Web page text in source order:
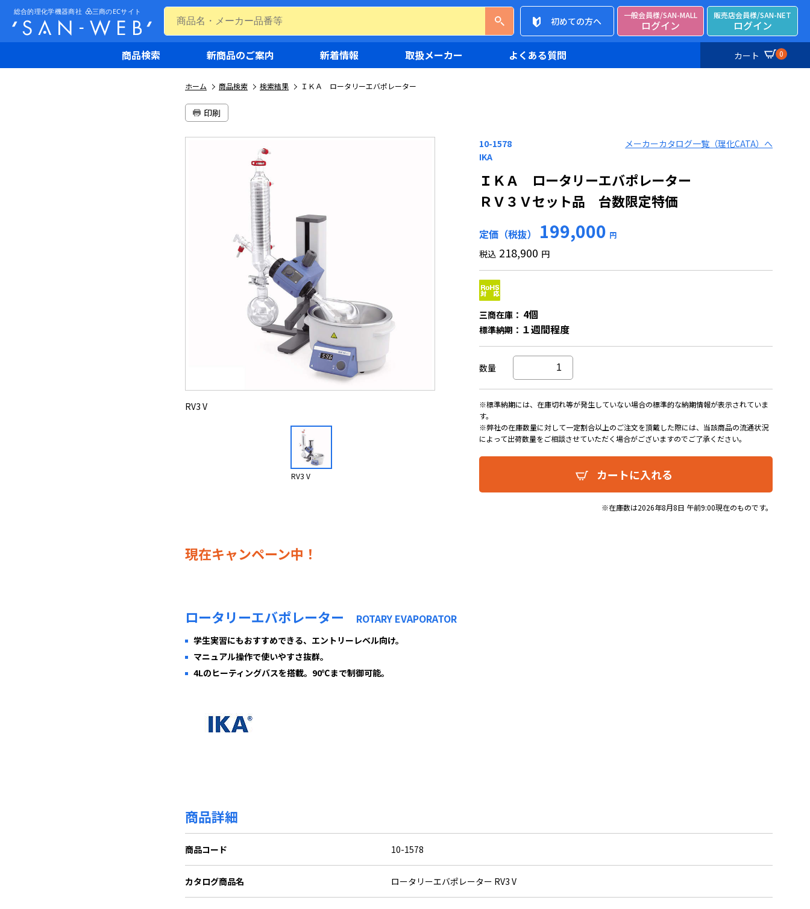
初めての方へ
一般会員様/SAN-MALL
ログイン
販売店会員様/SAN-NET
ログイン
カート 0
商品検索 新商品のご案内 新着情報 取扱メーカー よくある質問
ホーム 商品検索 検索結果 ＩＫＡ ロータリーエバポレーター
印刷
RV3 V
RV3 V
10-1578
IKA
メーカーカタログ一覧（理化CATA）へ
ＩＫＡ ロータリーエバポレーター
ＲＶ３Ｖセット品 台数限定特価
定価（税抜） 199,000 円
税込 218,900 円
三商在庫： 4個
標準納期： １週間程度
数量
※標準納期には、在庫切れ等が発生していない場合の標準的な納期情報が表示されていま
す。
※弊社の在庫数量に対して一定割合以上のご注文を頂戴した際には、当該商品の流通状況
によって出荷数量をご相談させていただく場合がございますのでご了承ください。
カートに入れる
※在庫数は2026年8月8日 午前9:00現在のものです。
現在キャンペーン中！
ロータリーエバポレーター ROTARY EVAPORATOR
学生実習にもおすすめできる、エントリーレベル向け。
マニュアル操作で使いやすさ抜群。
4Lのヒーティングバスを搭載。90℃まで制御可能。
商品詳細
商品コード 10-1578
カタログ商品名 ロータリーエバポレーター RV3 V